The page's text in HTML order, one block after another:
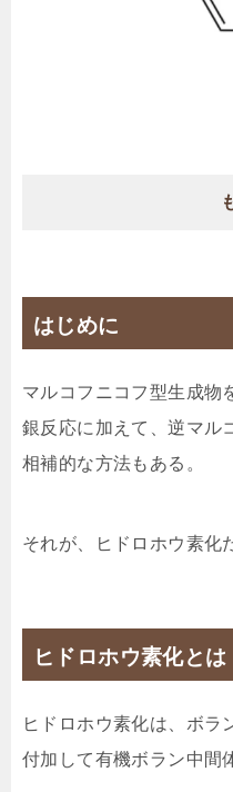
はじめに
マルコフニコフ型生成物
銀反応に加えて、逆マル
相補的な方法もある。
それが、ヒドロホウ素化
ヒドロホウ素化とは
ヒドロホウ素化は、ボラ
付加して有機ボラン中間